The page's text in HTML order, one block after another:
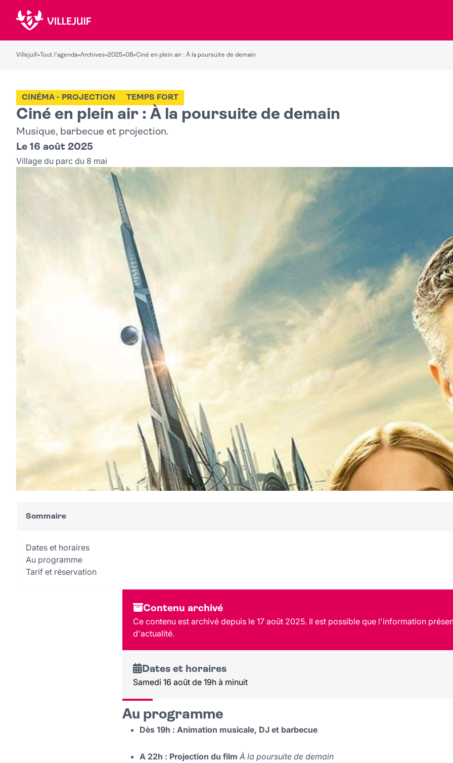
Villejuif» Tout l'agenda»Archives»2025»08»Ciné en plein air : À la poursuite de demain
Ciné en plein air : À la poursuite de demain
CINÉMA - PROJECTION TEMPS FORT
Musique, barbecue et projection.
Le 16 août 2025
Village du parc du 8 mai
Sommaire
Dates et horaires
Au programme
Tarif et réservation
Contenu archivé
Ce contenu est archivé depuis le 17 août 2025. Il est possible que l'information
d'actualité.
Dates et horaires
Samedi 16 août de 19h à minuit
Au programme
Dès 19h : Animation musicale, DJ et barbecue
A 22h : Projection du film À la poursuite de demain